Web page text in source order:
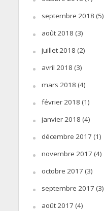
septembre 2018 (5)
août 2018 (3)
juillet 2018 (2)
avril 2018 (3)
mars 2018 (4)
février 2018 (1)
janvier 2018 (4)
décembre 2017 (1)
novembre 2017 (4)
octobre 2017 (3)
septembre 2017 (3)
août 2017 (4)